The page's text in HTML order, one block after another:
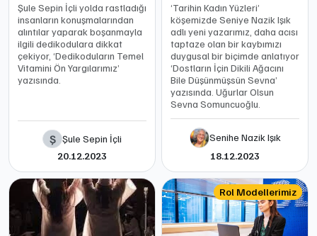
Şule Sepin İçli yolda rastladığı
insanların konuşmalarından
alıntılar yaparak boşanmayla
ilgili dedikodulara dikkat
çekiyor, ‘Dedikoduların Temel
Vitamini Ön Yargılarımız’
yazısında.
Ş Şule Sepin İçli
20.12.2023
‘Tarihin Kadın Yüzleri’
köşemizde Seniye Nazik Işık
adlı yeni yazarımız, daha acısı
taptaze olan bir kaybımızı
duygusal bir biçimde anlatıyor
‘Dostların İçin Dikili Ağacını
Bile Düşünmüşsün Sevna’
yazısında. Uğurlar Olsun
Sevna Somuncuoğlu.
Senihe Nazik Işık
18.12.2023
Rol Modellerimiz